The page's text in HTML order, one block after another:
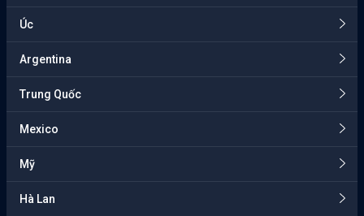
Úc
Argentina
Trung Quốc
Mexico
Mỹ
Hà Lan